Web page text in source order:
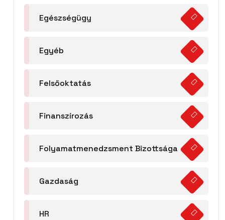
Egészségügy
Egyéb
Felsőoktatás
Finanszírozás
Folyamatmenedzsment Bizottsága
Gazdaság
HR